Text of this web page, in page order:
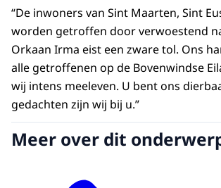
“De inwoners van Sint Maarten, Sint
worden getroffen door verwoestend
Orkaan Irma eist een zware tol. Ons
alle getroffenen op de Bovenwindse
wij intens meeleven. U bent ons
gedachten zijn wij bij u.”
Meer over dit